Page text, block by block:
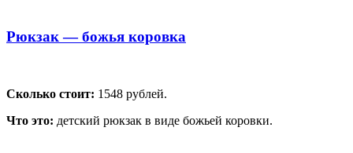
Рюкзак — божья коровка
Сколько стоит: 1548 рублей.
Что это: детский рюкзак в виде божьей коровки.